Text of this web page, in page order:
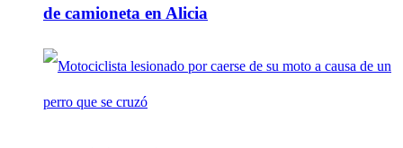
de camioneta en Alicia